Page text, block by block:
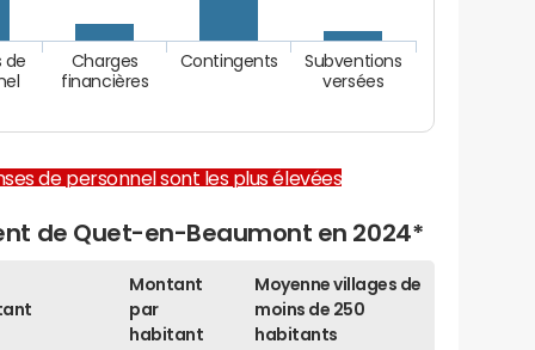
de
Charges
financières
Contingents
Subventions
versées
de personnel sont les plus élevées
de Quet-en-Beaumont en 2024*
Montant
par
habitant
Moyenne villages de
moins de 250
habitants